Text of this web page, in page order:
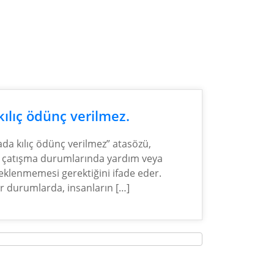
ödünç verilmez.
kılıç ödünç verilmez” atasözü,
durumlarında yardım veya
gerektiğini ifade eder.
durumlarda, insanların […]